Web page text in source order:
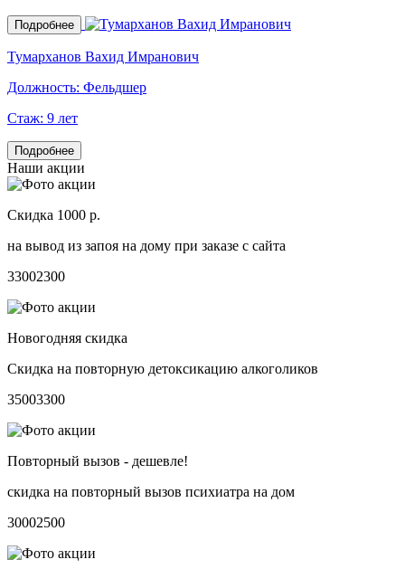
Подробнее
Тумарханов Вахид Имранович
Должность: Фельдшер
Стаж: 9 лет
Подробнее
Наши акции
Скидка 1000 р.
на вывод из запоя на дому при заказе с сайта
33002300
Новогодняя скидка
Скидка на повторную детоксикацию алкоголиков
35003300
Повторный вызов - дешевле!
скидка на повторный вызов психиатра на дом
30002500